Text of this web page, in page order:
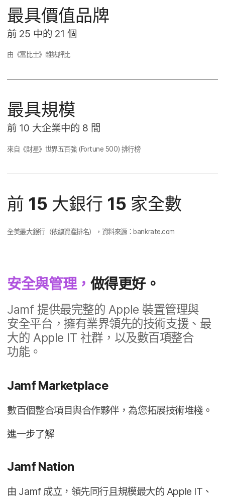
最​具​價值品​牌
前 25 中​的 21個
由​《富​比士​》雜​誌評​比
最​具​規模
前 10 大企業​中​的 8 間
來自​《​財星​》​世界​五百​強 (Fortune 500) 排行​榜
前 15 大​銀行 15 家​全數
全​美​最​大​銀行​（​依​總資產​排​名），​資料​來源： bankrate.com
安全​與​管理， 做得​更好。
Jamf提供​最​完整​的 Apple 裝置​管理​與​
安全​平台，​擁有​業界​領先​的​技術​支援、​最​
大​的 Apple IT 社群，​以及​數百​項​整合​
功能。
Jamf Marketplace
數百​個​整合​項目​與​合作​夥伴，​為​您拓展​技術​堆棧。
進一步​了​解
Jamf Nation
由 Jamf 成立，​領先​同行且​規模​最​大​的 Apple IT 、​